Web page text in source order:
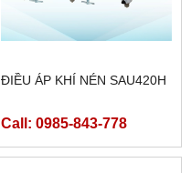
ĐIỀU ÁP KHÍ NÉN SAU420H
Call: 0985-843-778